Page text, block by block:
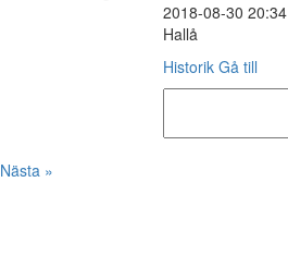
2018-08-30 20:34
Hallå
Historik Gå till
Nästa »